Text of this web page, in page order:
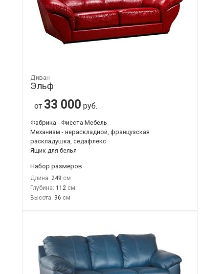
Диван
Эльф
от 33 000 руб.
Фабрика - Фиеста Мебель
Механизм - нераскладной, французская
раскладушка, седафлекс
Ящик для белья
Набор размеров
Длина: 249
Глубина: 112
Высота: 96